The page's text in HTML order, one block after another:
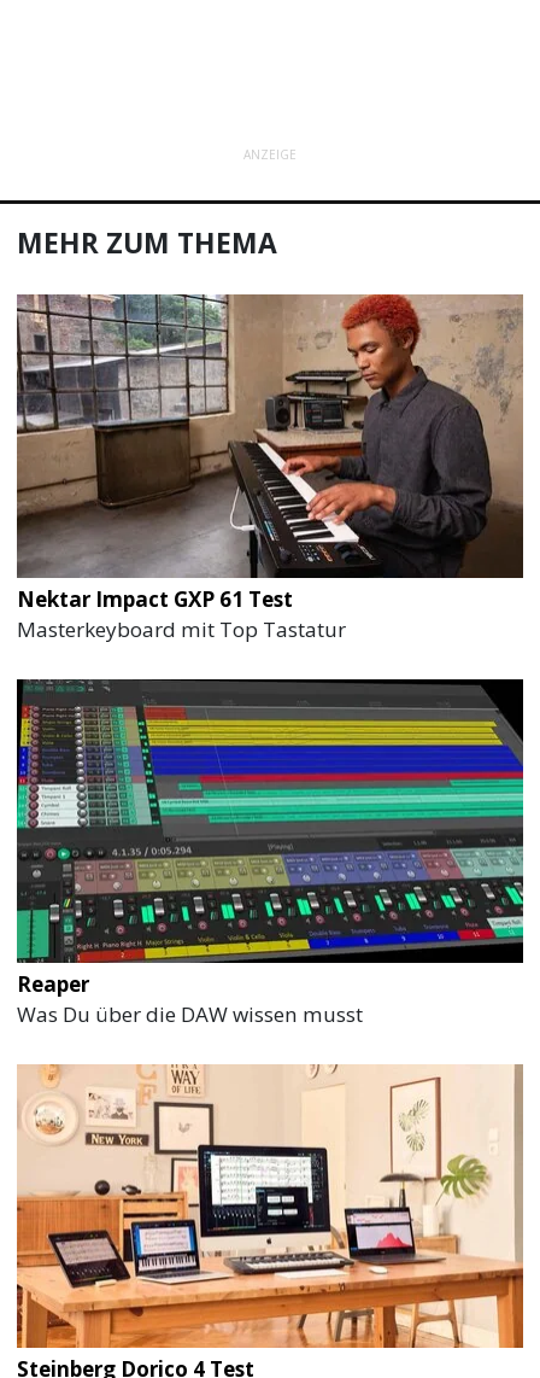
ANZEIGE
MEHR ZUM THEMA
Nektar Impact GXP 61 Test
Masterkeyboard mit Top Tastatur
Reaper
Was Du über die DAW wissen musst
Steinberg Dorico 4 Test